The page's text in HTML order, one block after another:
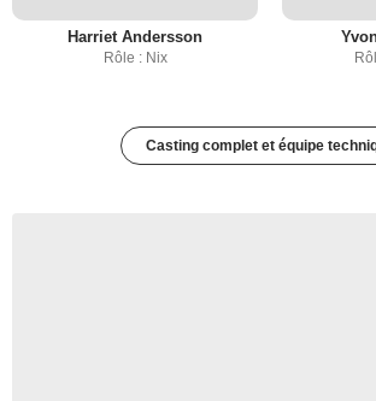
Harriet Andersson
Rôle : Nix
Casting complet et équipe